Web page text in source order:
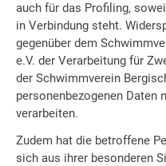
auch für das Profiling,
in Verbindung steht.
gegenüber dem
e.V. der Verarbeitung für
der Schwimmverein
personenbezogenen Daten
verarbeiten.
Zudem hat die betroffene
sich aus ihrer besonderen